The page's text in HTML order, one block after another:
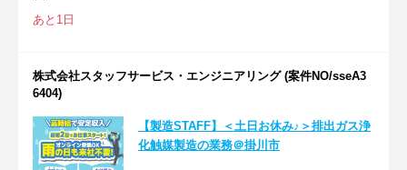
あと1日
株式会社スタッフサービス・エンジニアリング (案件NO/sseA3
6404)
【製造STAFF】＜土日お休み♪＞排出ガス浄
化触媒製造の業務＠掛川市